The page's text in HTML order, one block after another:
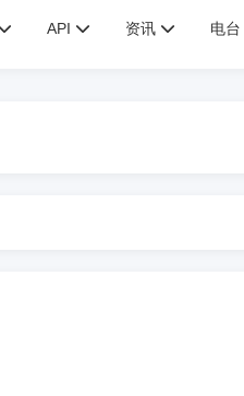
API 资讯 电台